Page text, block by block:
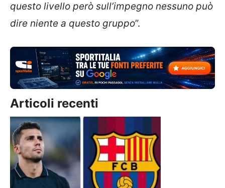
questo livello però sull’impegno nessuno può
dire niente a questo gruppo”.
Articoli recenti